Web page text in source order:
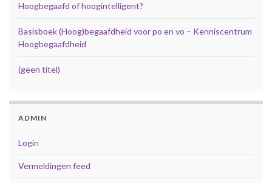
Hoogbegaafd of hoogintelligent?
Basisboek (Hoog)begaafdheid voor po en vo – Kenniscentrum
Hoogbegaafdheid
(geen titel)
ADMIN
Login
Vermeldingen feed